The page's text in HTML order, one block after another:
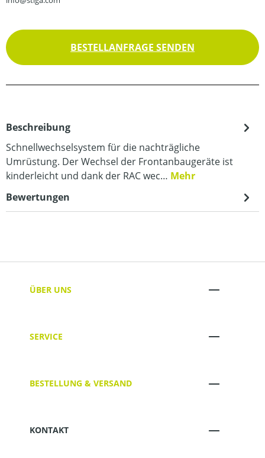
BESTELLANFRAGE SENDEN
Beschreibung
Schnellwechselsystem für die nachträgliche
Umrüstung. Der Wechsel der Frontanbaugeräte ist
kinderleicht und dank der RAC wec… Mehr
Bewertungen
ÜBER UNS
SERVICE
BESTELLUNG & VERSAND
KONTAKT